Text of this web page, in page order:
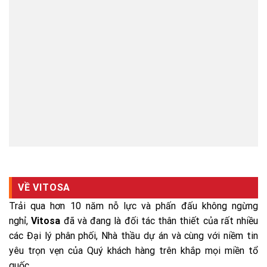
VỀ VITOSA
Trải qua hơn 10 năm nỗ lực và phấn đấu không ngừng
nghỉ,Vitosa đã và đang là đối tác thân thiết của rất nhiều
các Đại lý phân phối, Nhà thầu dự án và cùng với niềm tin
yêu trọn vẹn của Quý khách hàng trên khắp mọi miền tổ